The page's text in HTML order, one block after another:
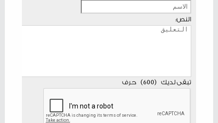
النص:
تبقى لديك (
600
) حرف